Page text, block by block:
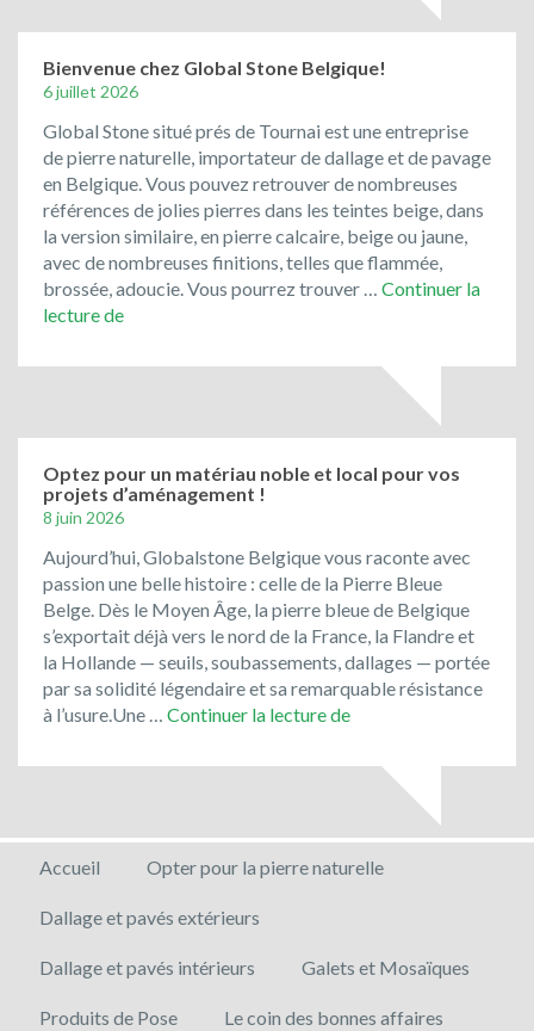
pavés
de
ont
toujours
la
cote
!
Bienvenue chez Global Stone Belgique!
6 juillet 2026
Global Stone situé prés de Tournai est une entreprise
de pierre naturelle, importateur de dallage et de pavage
en Belgique. Vous pouvez retrouver de nombreuses
références de jolies pierres dans les teintes beige, dans
la version similaire, en pierre calcaire, beige ou jaune,
avec de nombreuses finitions, telles que flammée,
brossée, adoucie. Vous pourrez trouver … Continuer la
lecture deBienvenue
Global
Optez pour un matériau noble et local pour vos
projets d’aménagement !
8 juin 2026
Aujourd’hui, Globalstone Belgique vous raconte avec
passion une belle histoire : celle de la Pierre Bleue
Belge. Dès le Moyen Âge, la pierre bleue de Belgique
s’exportait déjà vers le nord de la France, la Flandre et
la Hollande — seuils, soubassements, dallages — portée
par sa solidité légendaire et sa remarquable résistance
à l’usure.Une … Continuer la lecture deOptez
un
matériau
et
local
d’aménagement
Accueil Opter pour la pierre naturelle
Dallage et pavés extérieurs
Dallage et pavés intérieurs Galets et Mosaïques
Produits de Pose Le coin des bonnes affaires